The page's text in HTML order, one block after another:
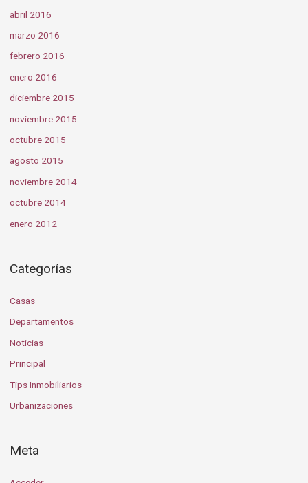
abril 2016
marzo 2016
febrero 2016
enero 2016
diciembre 2015
noviembre 2015
octubre 2015
agosto 2015
noviembre 2014
octubre 2014
enero 2012
Categorías
Casas
Departamentos
Noticias
Principal
Tips Inmobiliarios
Urbanizaciones
Meta